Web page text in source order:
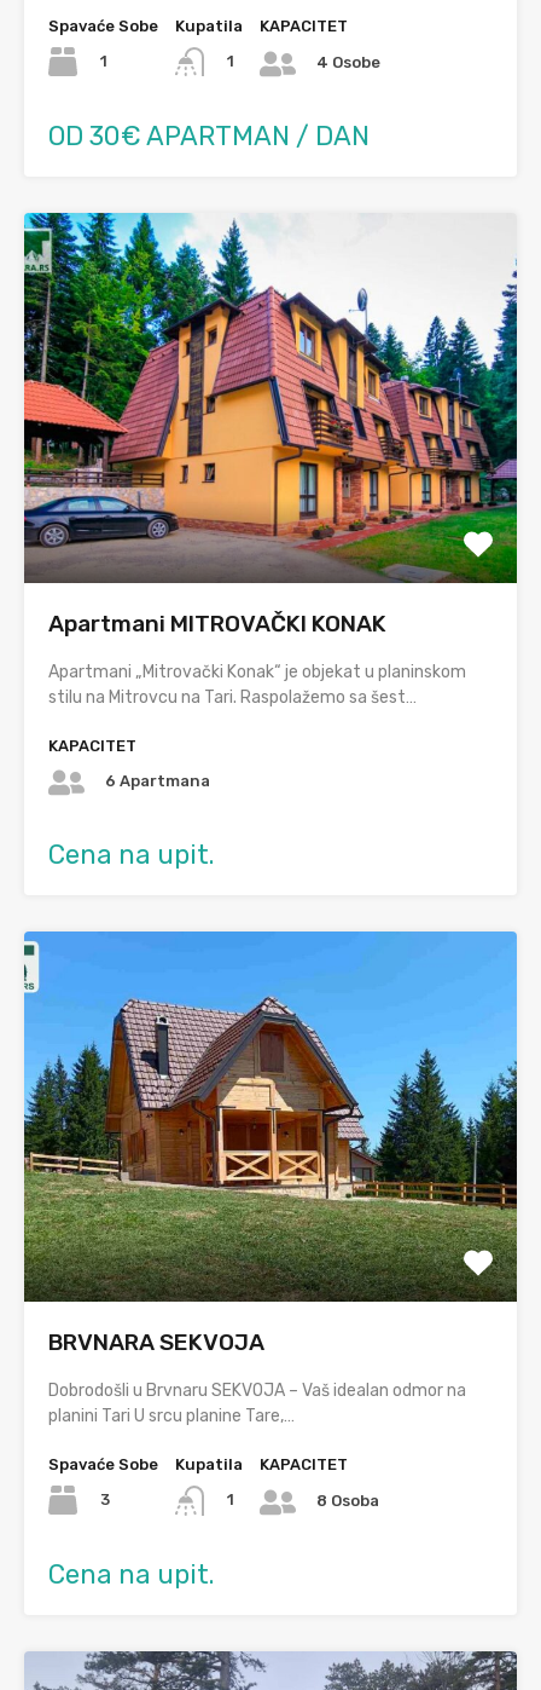
Spavaće Sobe
1
Kupatila
1
KAPACITET
4 Osobe
OD 30€ APARTMAN / DAN
Apartmani MITROVAČKI KONAK
Apartmani „Mitrovački Konak“ je objekat u planinskom
stilu na Mitrovcu na Tari. Raspolažemo sa šest…
KAPACITET
6 Apartmana
Cena na upit.
BRVNARA SEKVOJA
Dobrodošli u Brvnaru SEKVOJA – Vaš idealan odmor na
planini Tari U srcu planine Tare,…
Spavaće Sobe
3
Kupatila
1
KAPACITET
8 Osoba
Cena na upit.